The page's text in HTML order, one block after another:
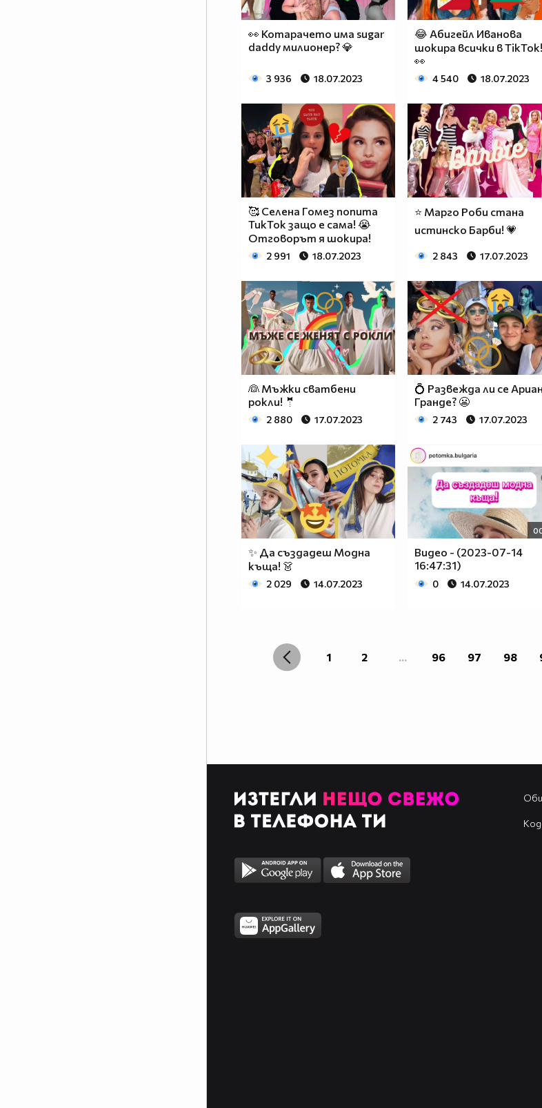
👀 Котарачето има sugar
daddy милионер? 💎
3 936 18.07.2023
😂 Абигейл Иванова
шокира всички в TikTok!
👀
4 540 18.07.2023
🥰 Селена Гомез попита
ТикТок защо е сама! 😭
Отговорът я шокира!
2 991 18.07.2023
⭐ Марго Роби стана
истинско Барби! 💗
2 843 17.07.2023
👰 Мъжки сватбени
рокли! 🤵
2 880 17.07.2023
💍 Развежда ли се
Гранде? 😬
2 743 17.07.2023
✨ Да създадеш Модна
къща! 👗
2 029 14.07.2023
Видео - (2023-07-14
16:47:31)
0 14.07.2023
1 2 ... 96 97 98